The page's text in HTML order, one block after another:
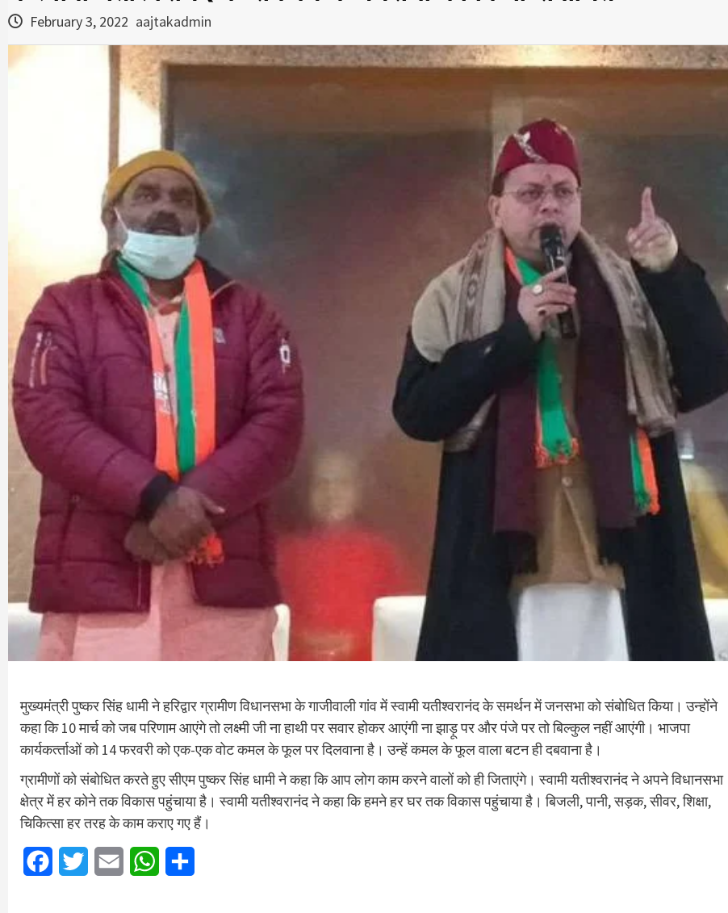
February 3, 2022 aajtakadmin
मुख्यमंत्री पुष्कर सिंह धामी ने हरिद्वार ग्रामीण विधानसभा के गाजीवाली गांव में स्वामी यतीश्वरानंद के समर्थन में जनसभा को संबोधित किया। उन्‍होंने
कहा कि 10 मार्च को जब परिणाम आएंगे तो लक्ष्मी जी ना हाथी पर सवार होकर आएंगी ना झाड़ू पर और पंजे पर तो बिल्कुल नहीं आएंगी। भाजपा
कार्यकर्त्‍ताओं को 14 फरवरी को एक-एक वोट कमल के फूल पर दिलवाना है। उन्हें कमल के फूल वाला बटन ही दबवाना है।
ग्रामीणों को संबोधित करते हुए सीएम पुष्कर सिंह धामी ने कहा कि आप लोग काम करने वालों को ही जिताएंगे। स्वामी यतीश्वरानंद ने अपने विधानसभा
क्षेत्र में हर कोने तक विकास पहुंचाया है। स्वामी यतीश्वरानंद ने कहा कि हमने हर घर तक विकास पहुंचाया है। बिजली, पानी, सड़क, सीवर, शिक्षा,
चिकित्सा हर तरह के काम कराए गए हैं।
FacebookTwitter Email WhatsApp